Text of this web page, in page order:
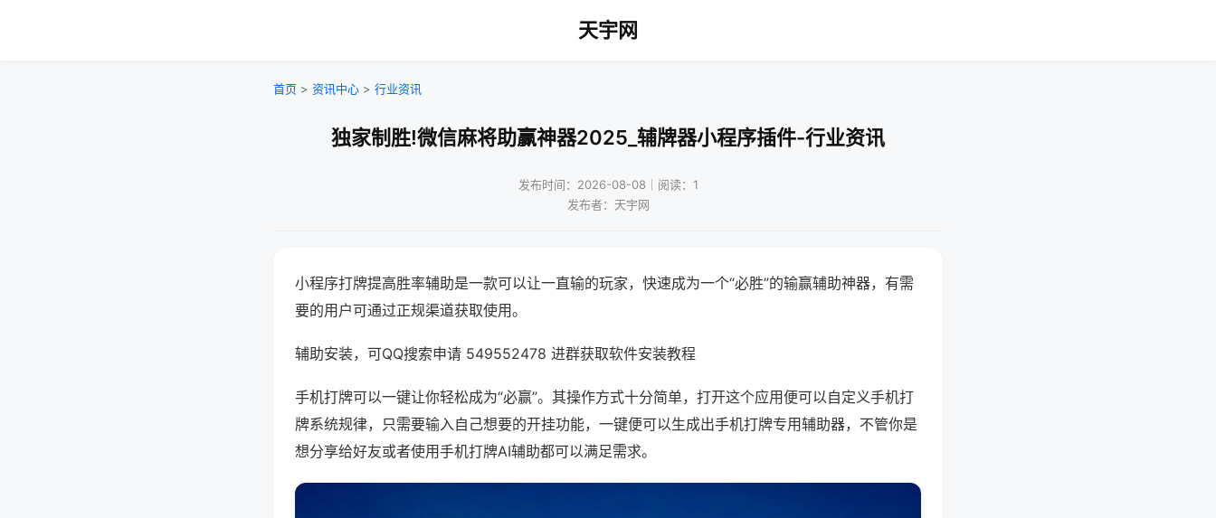
天宇网
首页 > 资讯中心 > 行业资讯
独家制胜!微信麻将助赢神器2025_辅牌器小程序插件-行业资讯
发布时间：2026-08-08｜阅读：1
发布者：天宇网
小程序打牌提高胜率辅助是一款可以让一直输的玩家，快速成为一个“必胜”的输赢辅助神器，有需
要的用户可通过正规渠道获取使用。
辅助安装，可QQ搜索申请 549552478 进群获取软件安装教程
手机打牌可以一键让你轻松成为“必赢”。其操作方式十分简单，打开这个应用便可以自定义手机打
牌系统规律，只需要输入自己想要的开挂功能，一键便可以生成出手机打牌专用辅助器，不管你是
想分享给好友或者使用手机打牌AI辅助都可以满足需求。